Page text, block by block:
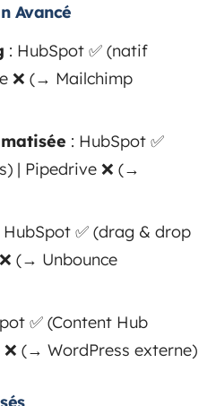
Avancé
: HubSpot ✅ (natif
❌ (→ Mailchimp
: HubSpot ✅
| Pipedrive ❌ (→
HubSpot ✅ (drag & drop
(→ Unbounce
✅ (Content Hub
(→ WordPress externe)